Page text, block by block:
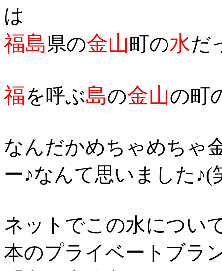
は
福島県の金山町の水だ
福を呼ぶ島の金山の町
なんだかめちゃめちゃ
ー♪なんて思いました♪(
ネットでこの水につい
本のプライベートブラ